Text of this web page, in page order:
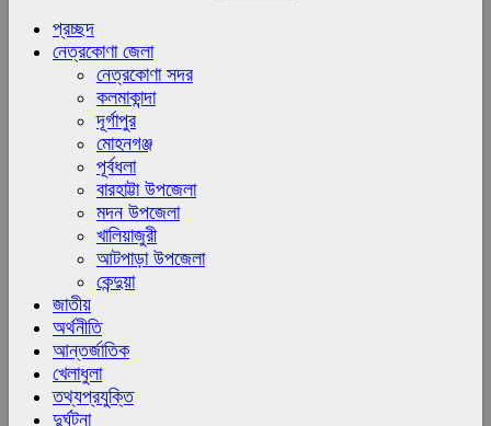
প্রচ্ছদ
নেত্রকোণা জেলা
নেত্রকোণা সদর
কলমাকান্দা
দূর্গাপুর
মোহনগঞ্জ
পূর্বধলা
বারহাট্টা উপজেলা
মদন উপজেলা
খালিয়াজুরী
আটপাড়া উপজেলা
কেন্দুয়া
জাতীয়
অর্থনীতি
আন্তর্জাতিক
খেলাধুলা
তথ্যপ্রযুক্তি
দুর্ঘটনা